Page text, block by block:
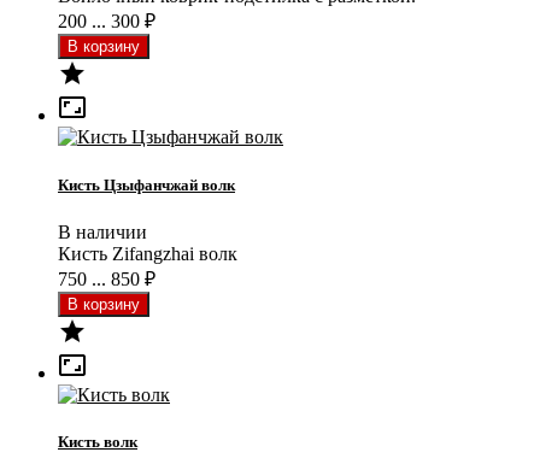
200 ... 300 ₽


Кисть Цзыфанчжай волк
В наличии
Кисть Zifangzhai волк
750 ... 850 ₽


Кисть волк